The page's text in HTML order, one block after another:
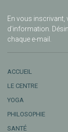
En vous inscrivant,
d’information.
chaque e-mail.
ACCUEIL
LE CENTRE
YOGA
PHILOSOPHIE
SANTÉ